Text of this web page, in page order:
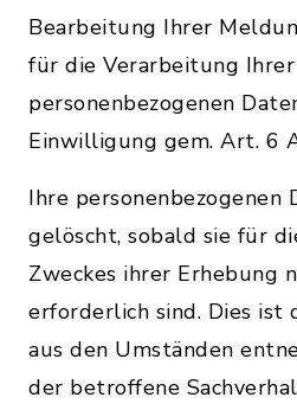
Bearbeitung Ihrer
für die Verarbeitung Ihrer
personenbezogenen
Einwilligung gem. Art. 6
Ihre personenbezogenen
gelöscht, sobald sie für
Zweckes ihrer Erhebung
erforderlich sind. Dies ist
aus den Umständen
der betroffene